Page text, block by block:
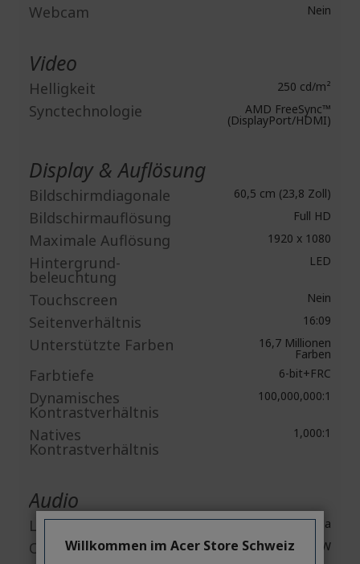
Webcam Nein
Video
Helligkeit 250 cd/m²
Synctechnologie AMD FreeSync™
(DisplayPort/HDMI)
Display & Auflösung
Bildschirmdiagonale 60,5 cm (23,8 Zoll)
Bildschirmauflösung Full HD
Maximale Auflösung 1920 x 1080
Hintergrund-
beleuchtung
LED
Touchscreen Nein
Seitenverhältnis 16:09
Unterstützte Farben 16,7 Millionen
Farben
Farbtiefe 6-bit+FRC
Dynamisches
Kontrastverhältnis
100,000,000:1
Natives
Kontrastverhältnis
1,000:1
Audio
Lautsprecher Ja
Output Power 2 W
Willkommen im Acer Store Schweiz